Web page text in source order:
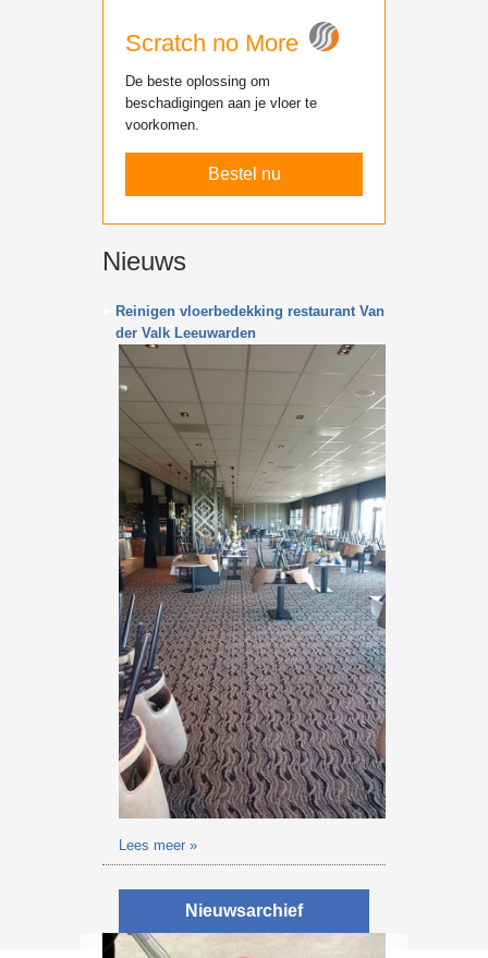
Scratch no More
De beste oplossing om
beschadigingen aan je vloer te
voorkomen.
Bestel nu
Nieuws
Reinigen vloerbedekking restaurant Van
der Valk Leeuwarden
Lees meer »
Nieuwsarchief